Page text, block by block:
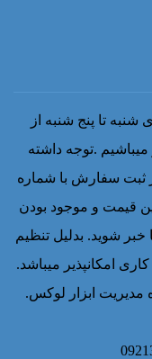
روزهای شنبه تا پنج شنبه از
پاسخگو میباشیم .توجه داشته
ثبت سفارش با شماره
قیمت و موجود بودن
شوید. بدلیل تنظیم
ارسال محصولات از 5 تا 7روز کاری امکانپذیر میباشد.
مدیریت ابزار لوکس.